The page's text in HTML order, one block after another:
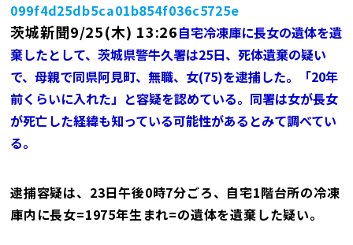
099f4d25db5ca01b854f036c5725e
茨城新聞9/25(木) 13:26自宅冷凍庫に長女の遺体を遺
棄したとして、茨城県警牛久署は25日、死体遺棄の疑い
で、母親で同県阿見町、無職、女(75)を逮捕した。「20年
前くらいに入れた」と容疑を認めている。同署は女が長女
が死亡した経緯も知っている可能性があるとみて調べてい
る。
逮捕容疑は、23日午後0時7分ごろ、自宅1階台所の冷凍
庫内に長女=1975年生まれ=の遺体を遺棄した疑い。